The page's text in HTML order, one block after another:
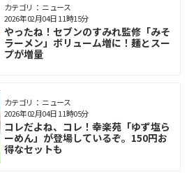
カテゴリ： ニュース
やったね！セブンのすみれ監修「みそ
ラーメン」ボリューム増に！麺とスー
プが増量
2026年02月04日 11時15分
カテゴリ： ニュース
コレだよね、コレ！幸楽苑「ゆず塩ら
ーめん」が登場しているぞ。150円お
得なセットも
2026年02月04日 11時05分